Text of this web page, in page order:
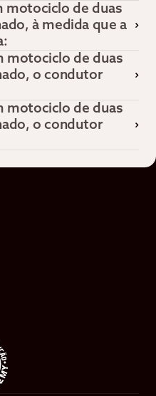
motociclo de duas
à medida que a
motociclo de duas
o condutor
motociclo de duas
o condutor